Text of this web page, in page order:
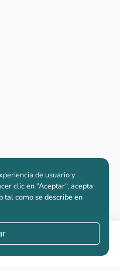
de usuario y
clic en “Aceptar“, acepta
tal como se describe en